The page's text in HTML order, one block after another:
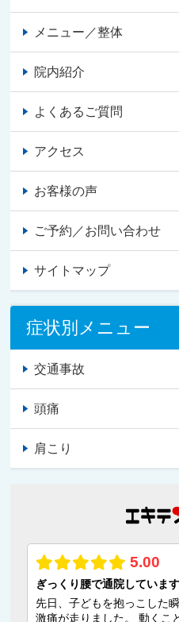
メニュー／整体
院内紹介
よくあるご質問
アクセス
お客様の声
ご予約／お問い合わせ
サイトマップ
症状別メニュー
交通事故
頭痛
肩こり